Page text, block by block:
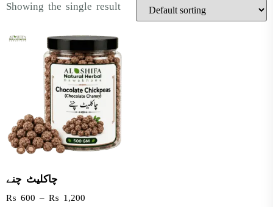
Showing the single result
چاکلیٹ چنے
₨ 600 – ₨ 1,200